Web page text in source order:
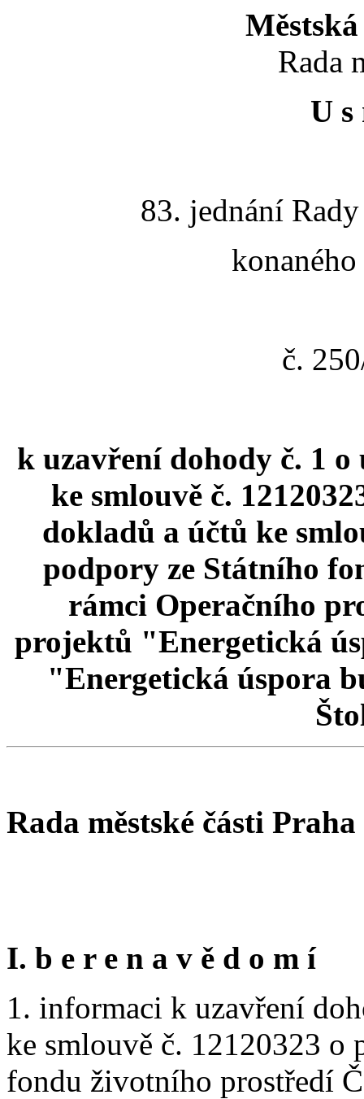
Rada
U s
83. jednání
č.
k uzavření dohody č. 1
ke smlouvě č.
dokladů a účtů ke
podpory ze Státního
rámci Operačního
projektů "Energetická
"Energetická úspora
Rada městské části Praha
I. b e r e n a v ě d o m í
1. informaci k uzavření
ke smlouvě č. 12120323 o
fondu životního prostředí